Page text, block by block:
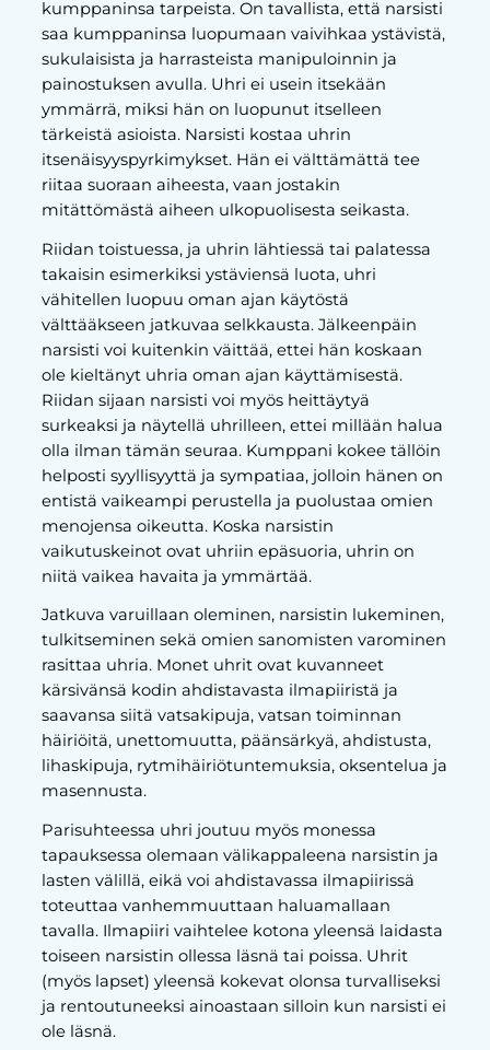
kumppaninsa tarpeista. On tavallista, että narsisti
saa kumppaninsa luopumaan vaivihkaa ystävistä,
sukulaisista ja harrasteista manipuloinnin ja
painostuksen avulla. Uhri ei usein itsekään
ymmärrä, miksi hän on luopunut itselleen
tärkeistä asioista. Narsisti kostaa uhrin
itsenäisyyspyrkimykset. Hän ei välttämättä tee
riitaa suoraan aiheesta, vaan jostakin
mitättömästä aiheen ulkopuolisesta seikasta.
Riidan toistuessa, ja uhrin lähtiessä tai palatessa
takaisin esimerkiksi ystäviensä luota, uhri
vähitellen luopuu oman ajan käytöstä
välttääkseen jatkuvaa selkkausta. Jälkeenpäin
narsisti voi kuitenkin väittää, ettei hän koskaan
ole kieltänyt uhria oman ajan käyttämisestä.
Riidan sijaan narsisti voi myös heittäytyä
surkeaksi ja näytellä uhrilleen, ettei millään halua
olla ilman tämän seuraa. Kumppani kokee tällöin
helposti syyllisyyttä ja sympatiaa, jolloin hänen on
entistä vaikeampi perustella ja puolustaa omien
menojensa oikeutta. Koska narsistin
vaikutuskeinot ovat uhriin epäsuoria, uhrin on
niitä vaikea havaita ja ymmärtää.
Jatkuva varuillaan oleminen, narsistin lukeminen,
tulkitseminen sekä omien sanomisten varominen
rasittaa uhria. Monet uhrit ovat kuvanneet
kärsivänsä kodin ahdistavasta ilmapiiristä ja
saavansa siitä vatsakipuja, vatsan toiminnan
häiriöitä, unettomuutta, päänsärkyä, ahdistusta,
lihaskipuja, rytmihäiriötuntemuksia, oksentelua ja
masennusta.
Parisuhteessa uhri joutuu myös monessa
tapauksessa olemaan välikappaleena narsistin ja
lasten välillä, eikä voi ahdistavassa ilmapiirissä
toteuttaa vanhemmuuttaan haluamallaan
tavalla. Ilmapiiri vaihtelee kotona yleensä laidasta
toiseen narsistin ollessa läsnä tai poissa. Uhrit
(myös lapset) yleensä kokevat olonsa turvalliseksi
ja rentoutuneeksi ainoastaan silloin kun narsisti ei
ole läsnä.